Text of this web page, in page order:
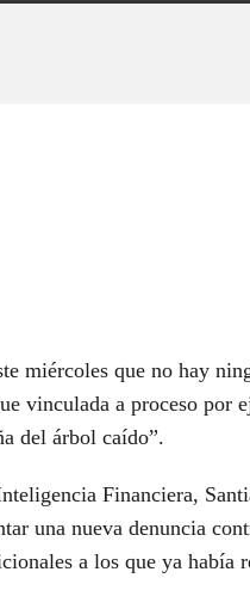
miércoles que no hay
vinculada a proceso por
del árbol caído”.
Financiera,
una nueva denuncia
a los que ya había